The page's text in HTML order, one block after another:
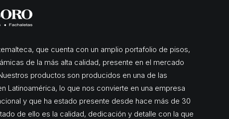
que cuenta con un amplio portafolio de pisos,
de la más alta calidad, presente en el mercado
productos son producidos en una de las
Latinoamérica, lo que nos convierte en una empresa
y que ha estado presente desde hace más de 30
de ello es la calidad, dedicación y detalle con la que